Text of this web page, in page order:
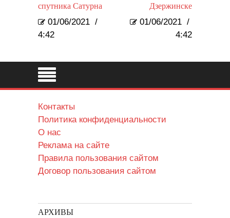
спутника Сатурна
01/06/2021 /
4:42
Дзержинске
01/06/2021 /
4:42
Контакты
Политика конфиденциальности
О нас
Реклама на сайте
Правила пользования сайтом
Договор пользования сайтом
АРХИВЫ